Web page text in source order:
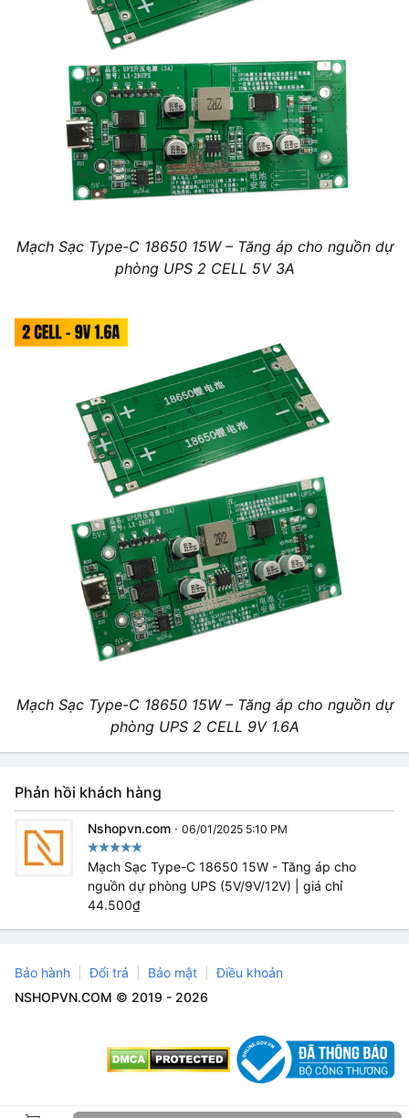
Mạch Sạc Type-C 18650 15W – Tăng áp cho nguồn dự
phòng UPS 2 CELL 5V 3A
Mạch Sạc Type-C 18650 15W – Tăng áp cho nguồn dự
phòng UPS 2 CELL 9V 1.6A
Phản hồi khách hàng
Nshopvn.com · 06/01/2025 5:10 PM
Mạch Sạc Type-C 18650 15W - Tăng áp cho
nguồn dự phòng UPS (5V/9V/12V) | giá chỉ
44.500₫
Bảo hành Đổi trả Bảo mật
Điều khoản
NSHOPVN.COM © 2019 - 2026